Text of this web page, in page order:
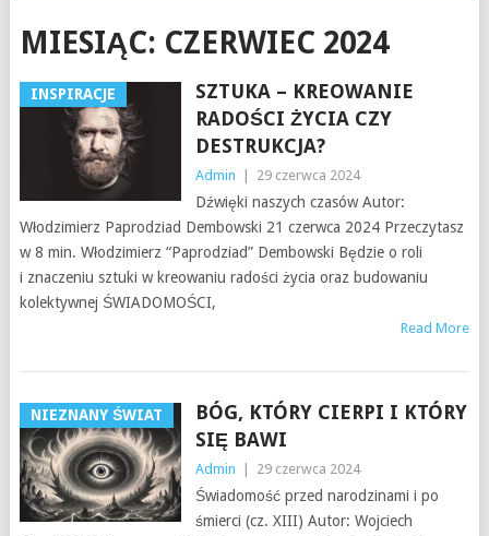
MIESIĄC: CZERWIEC 2024
INSPIRACJE
SZTUKA – KREOWANIE
RADOŚCI ŻYCIA CZY
DESTRUKCJA?
Admin 29 czerwca 2024
Dźwięki naszych czasów Autor:
Włodzimierz Paprodziad Dembowski 21 czerwca 2024 Przeczytasz
w 8 min. Włodzimierz “Paprodziad” Dembowski Będzie o roli
i znaczeniu sztuki w kreowaniu radości życia oraz budowaniu
kolektywnej ŚWIADOMOŚCI,
Read More
NIEZNANY ŚWIAT
BÓG, KTÓRY CIERPI I KTÓRY
SIĘ BAWI
Admin 29 czerwca 2024
Świadomość przed narodzinami i po
śmierci (cz. XIII) Autor: Wojciech